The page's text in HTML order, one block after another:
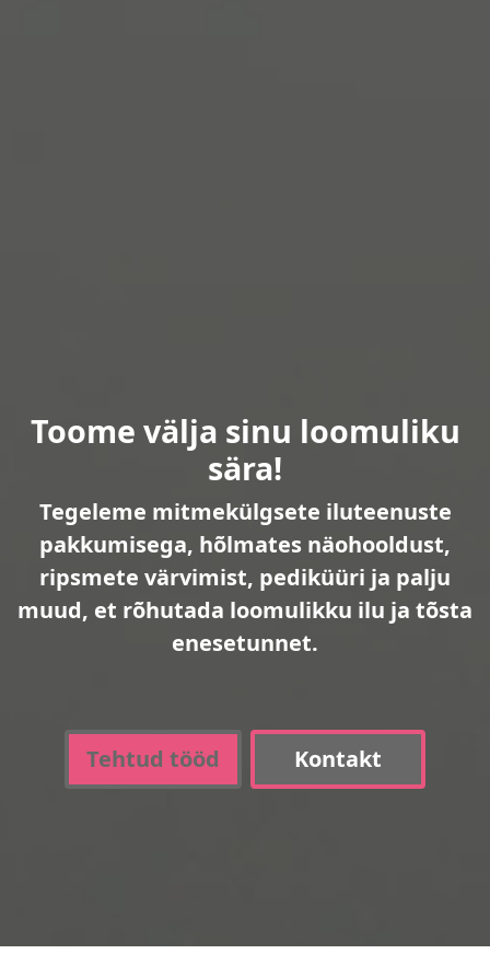
Toome välja sinu loomuliku
sära!
Tegeleme mitmekülgsete iluteenuste
pakkumisega, hõlmates näohooldust,
ripsmete värvimist, pediküüri ja palju
muud, et rõhutada loomulikku ilu ja tõsta
enesetunnet.
Tehtud tööd Kontakt